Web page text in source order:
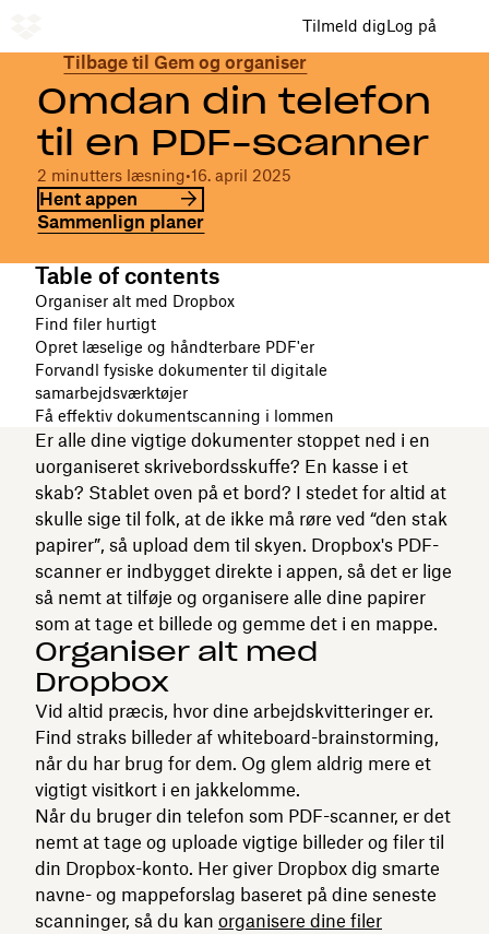
Tilmeld digLog på
Tilbage til Gem og organiser
Omdan din telefon
til en PDF-scanner
2 minutters læsning•16. april 2025
Hent appen
Sammenlign planer
Table of contents
Organiser alt med Dropbox
Find filer hurtigt
Opret læselige og håndterbare PDF'er
Forvandl fysiske dokumenter til digitale
samarbejdsværktøjer
Få effektiv dokumentscanning i lommen
Er alle dine vigtige dokumenter stoppet ned i en
uorganiseret skrivebordsskuffe? En kasse i et
skab? Stablet oven på et bord? I stedet for altid at
skulle sige til folk, at de ikke må røre ved “den stak
papirer”, så upload dem til skyen. Dropbox's PDF-
scanner er indbygget direkte i appen, så det er lige
så nemt at tilføje og organisere alle dine papirer
som at tage et billede og gemme det i en mappe.
Organiser alt med
Dropbox
Vid altid præcis, hvor dine arbejdskvitteringer er.
Find straks billeder af whiteboard-brainstorming,
når du har brug for dem. Og glem aldrig mere et
vigtigt visitkort i en jakkelomme.
Når du bruger din telefon som PDF-scanner, er det
nemt at tage og uploade vigtige billeder og filer til
din Dropbox-konto. Her giver Dropbox dig smarte
navne- og mappeforslag baseret på dine seneste
scanninger, så du kan organisere dine filer